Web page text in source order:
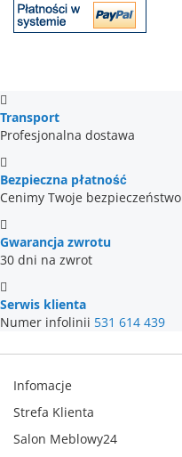
Transport
Profesjonalna dostawa
Bezpieczna płatność
Cenimy Twoje bezpieczeństwo
Gwarancja zwrotu
30 dni na zwrot
Serwis klienta
Numer infolinii 531 614 439
Infomacje
Strefa Klienta
Salon Meblowy24